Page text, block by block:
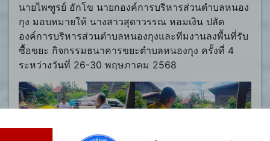
นายไพฑูรย์ อักโข นายกองค์การบริหารส่วนตำบลหนอง
กุง มอบหมายให้ นางสาวสุดาวรรณ หอมเงิน ปลัด
องค์การบริหารส่วนตำบลหนองกุงและทีมงานลงพื้นที่รับ
ซื้อขยะ กิจกรรมธนาคารขยะตำบลหนองกุง ครั้งที่ 4
ระหว่างวันที่ 26-30 พฤษภาคม 2568